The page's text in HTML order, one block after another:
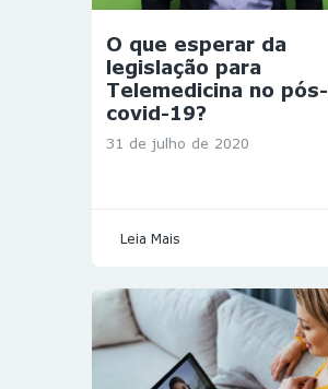
O que esperar da
legislação para
Telemedicina no pós-
covid-19?
31 de julho de 2020
Leia Mais